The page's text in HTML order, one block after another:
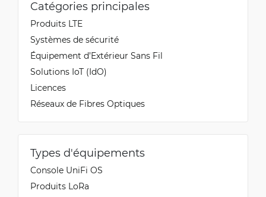
Catégories principales
Produits LTE
Systèmes de sécurité
Équipement d’Extérieur Sans Fil
Solutions IoT (IdO)
Licences
Réseaux de Fibres Optiques
Types d'équipements
Console UniFi OS
Produits LoRa